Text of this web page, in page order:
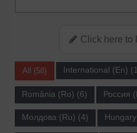
Click here to
All (58) International (En)
România (Ro) (6) Россия
Молдова (Ru) (4)